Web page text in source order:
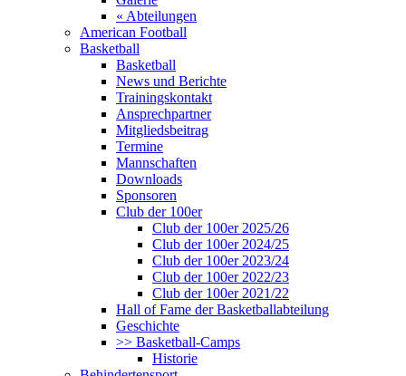
« Abteilungen
American Football
Basketball
Basketball
News und Berichte
Trainingskontakt
Ansprechpartner
Mitgliedsbeitrag
Termine
Mannschaften
Downloads
Sponsoren
Club der 100er
Club der 100er 2025/26
Club der 100er 2024/25
Club der 100er 2023/24
Club der 100er 2022/23
Club der 100er 2021/22
Hall of Fame der Basketballabteilung
Geschichte
>> Basketball-Camps
Historie